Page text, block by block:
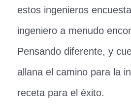
estos ingenieros
ingeniero a menudo
Pensando diferente, y
allana el camino para la
receta para el éxito.